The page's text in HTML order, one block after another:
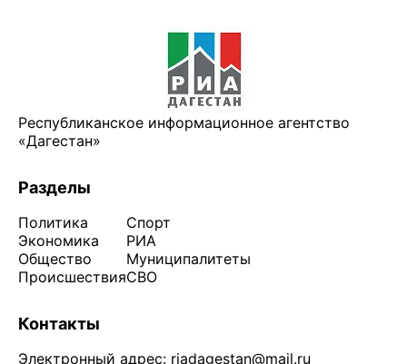
Республиканское информационное агентство
«Дагестан»
Разделы
Политика
Экономика
Общество
Происшествия
Спорт
РИА
Муниципалитеты
СВО
Контакты
Электронный адрес: riadagestan@mail.ru